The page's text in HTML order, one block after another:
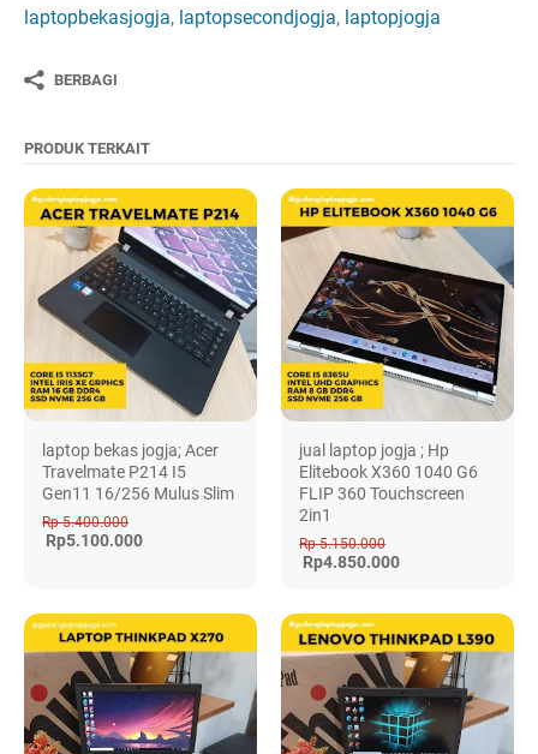
laptopbekasjogja, laptopsecondjogja, laptopjogja
BERBAGI
PRODUK TERKAIT
laptop bekas jogja; Acer
Travelmate P214 I5
Gen11 16/256 Mulus Slim
Rp 5.400.000
Rp5.100.000
jual laptop jogja ; Hp
Elitebook X360 1040 G6
FLIP 360 Touchscreen
2in1
Rp 5.150.000
Rp4.850.000